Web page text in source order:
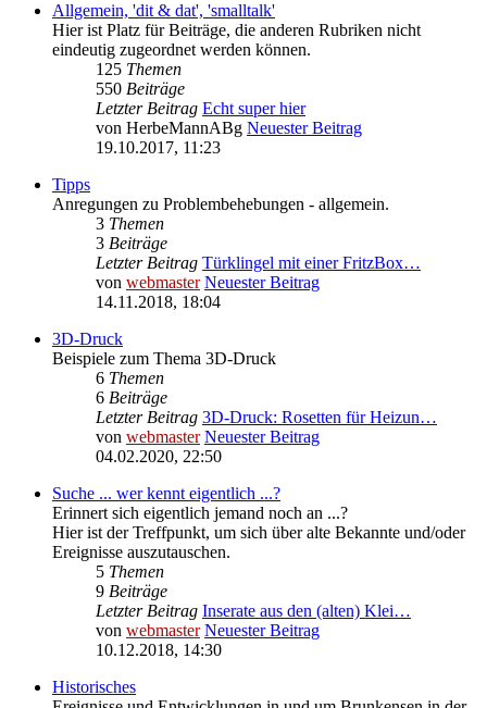
Allgemein, 'dit & dat', 'smalltalk'
Hier ist Platz für Beiträge, die anderen Rubriken nicht
eindeutig zugeordnet werden können.
125 Themen
550 Beiträge
Letzter Beitrag Echt super hier
von HerbeMannABg Neuester Beitrag
19.10.2017, 11:23
Tipps
Anregungen zu Problembehebungen - allgemein.
3 Themen
3 Beiträge
Letzter Beitrag Türklingel mit einer FritzBox…
von webmaster Neuester Beitrag
14.11.2018, 18:04
3D-Druck
Beispiele zum Thema 3D-Druck
6 Themen
6 Beiträge
Letzter Beitrag 3D-Druck: Rosetten für Heizun…
von webmaster Neuester Beitrag
04.02.2020, 22:50
Suche ... wer kennt eigentlich ...?
Erinnert sich eigentlich jemand noch an ...?
Hier ist der Treffpunkt, um sich über alte Bekannte und/oder
Ereignisse auszutauschen.
5 Themen
9 Beiträge
Letzter Beitrag Inserate aus den (alten) Klei…
von webmaster Neuester Beitrag
10.12.2018, 14:30
Historisches